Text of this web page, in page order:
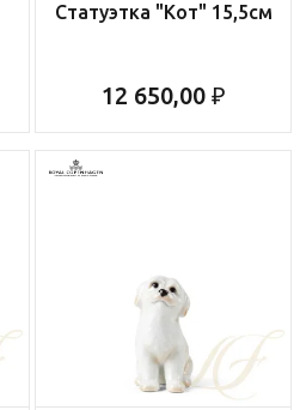
Статуэтка "Кот" 15,5см
12 650,00 ₽